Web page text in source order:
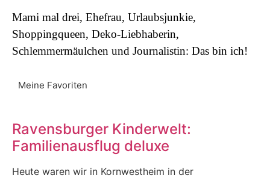
Mami mal drei, Ehefrau, Urlaubsjunkie,
Shoppingqueen, Deko-Liebhaberin,
Schlemmermäulchen und Journalistin: Das bin ich!
Meine Favoriten
Ravensburger Kinderwelt:
Familienausflug deluxe
Heute waren wir in Kornwestheim in der